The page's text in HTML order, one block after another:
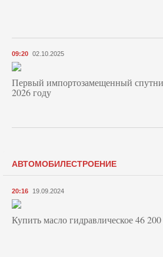
09:20 02.10.2025
Первый импортозамещенный
2026 году
АВТОМОБИЛЕСТРОЕНИЕ
20:16 19.09.2024
Купить масло гидравлическое 46